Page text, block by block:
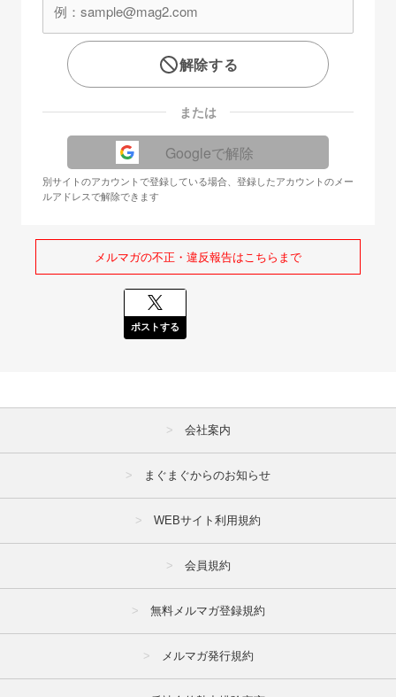
解除する
または
Googleで解除
別サイトのアカウントで登録している場合、登録したアカウントのメー
ルアドレスで解除できます
メルマガの不正・違反報告はこちらまで
ポストする
会社案内
まぐまぐからのお知らせ
WEBサイト利用規約
会員規約
無料メルマガ登録規約
メルマガ発行規約